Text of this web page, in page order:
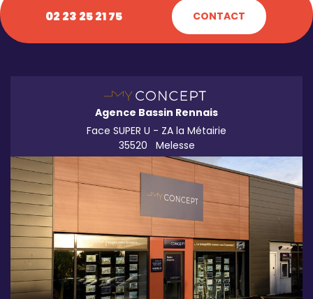
02 23 25 21 75 CONTACT
Agence Bassin Rennais
Face SUPER U - ZA la Métairie
35520
Melesse